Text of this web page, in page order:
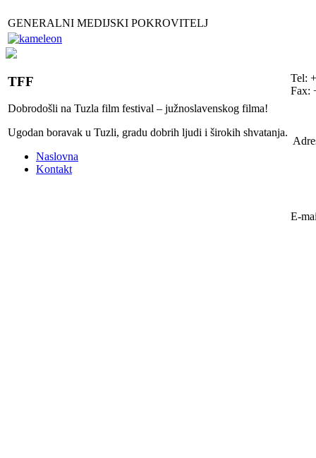
GENERALNI MEDIJSKI POKROVITELJ
TFF
Dobrodošli na Tuzla film festival – južnoslavenskog filma!
Ugodan boravak u Tuzli, gradu dobrih ljudi i širokih shvatanja.
Naslovna
Kontakt
Tel:
Fax:
E-